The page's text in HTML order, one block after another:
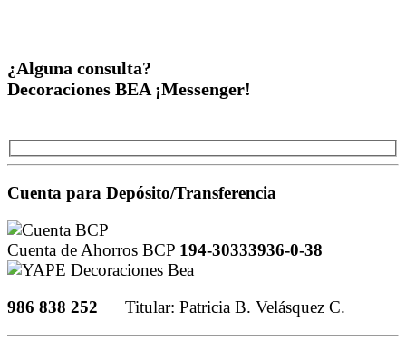
¿Alguna consulta?
Decoraciones BEA ¡Messenger!
Cuenta para Depósito/Transferencia
Cuenta de Ahorros BCP 194-30333936-0-38
986 838 252 Titular: Patricia B. Velásquez C.